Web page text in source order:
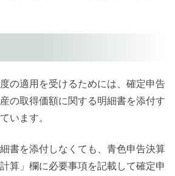
の適用を受けるためには、確定申告
の取得価額に関する明細書を添付す
います。
書を添付しなくても、青色申告決算
算」欄に必要事項を記載して確定申